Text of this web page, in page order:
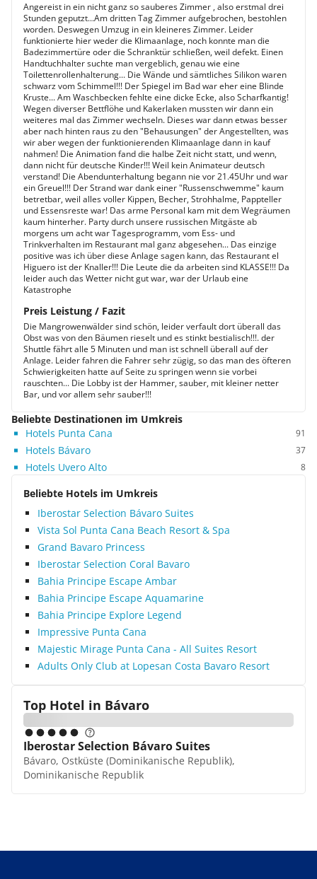
Angereist in ein nicht ganz so sauberes Zimmer , also erstmal drei
Stunden geputzt...Am dritten Tag Zimmer aufgebrochen, bestohlen
worden. Deswegen Umzug in ein kleineres Zimmer. Leider
funktionierte hier weder die Klimaanlage, noch konnte man die
Badezimmertüre oder die Schranktür schließen, weil defekt. Einen
Handtuchhalter suchte man vergeblich, genau wie eine
Toilettenrollenhalterung... Die Wände und sämtliches Silikon waren
schwarz vom Schimmel!!! Der Spiegel im Bad war eher eine Blinde
Kruste... Am Waschbecken fehlte eine dicke Ecke, also Scharfkantig!
Wegen diverser Bettflöhe und Kakerlaken mussten wir dann ein
weiteres mal das Zimmer wechseln. Dieses war dann etwas besser
aber nach hinten raus zu den "Behausungen" der Angestellten, was
wir aber wegen der funktionierenden Klimaanlage dann in kauf
nahmen! Die Animation fand die halbe Zeit nicht statt, und wenn,
dann nicht für deutsche Kinder!!! Weil kein Animateur deutsch
verstand! Die Abendunterhaltung begann nie vor 21.45Uhr und war
ein Greuel!!! Der Strand war dank einer "Russenschwemme" kaum
betretbar, weil alles voller Kippen, Becher, Strohhalme, Pappteller
und Essensreste war! Das arme Personal kam mit dem Wegräumen
kaum hinterher. Party durch unsere russischen Mitgäste ab
morgens um acht war Tagesprogramm, vom Ess- und
Trinkverhalten im Restaurant mal ganz abgesehen... Das einzige
positive was ich über diese Anlage sagen kann, das Restaurant el
Higuero ist der Knaller!!! Die Leute die da arbeiten sind KLASSE!!! Da
leider auch das Wetter nicht gut war, war der Urlaub eine
Katastrophe
Preis Leistung / Fazit
Die Mangrowenwälder sind schön, leider verfault dort überall das
Obst was von den Bäumen rieselt und es stinkt bestialisch!!!. der
Shuttle fährt alle 5 Minuten und man ist schnell überall auf der
Anlage. Leider fahren die Fahrer sehr zügig, so das man des öfteren
Schwierigkeiten hatte auf Seite zu springen wenn sie vorbei
rauschten... Die Lobby ist der Hammer, sauber, mit kleiner netter
Bar, und vor allem sehr sauber!!!
Beliebte Destinationen im Umkreis
Hotels Punta Cana
91
Hotels Bávaro 37
Hotels Uvero Alto 8
Beliebte Hotels im Umkreis
Iberostar Selection Bávaro Suites
Vista Sol Punta Cana Beach Resort & Spa
Grand Bavaro Princess
Iberostar Selection Coral Bavaro
Bahia Principe Escape Ambar
Bahia Principe Escape Aquamarine
Bahia Principe Explore Legend
Impressive Punta Cana
Majestic Mirage Punta Cana - All Suites Resort
Adults Only Club at Lopesan Costa Bavaro Resort
Top Hotel in Bávaro
Iberostar Selection Bávaro Suites
Bávaro, Ostküste (Dominikanische Republik),
Dominikanische Republik